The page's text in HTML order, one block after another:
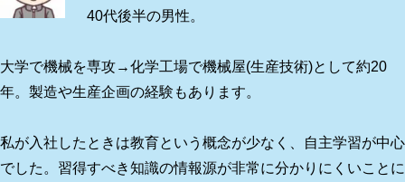
40代後半の男性。
大学で機械を専攻→化学工場で機械屋(生産技術)として約20
年。製造や生産企画の経験もあります。
私が入社したときは教育という概念が少なく、自主学習が中心
でした。習得すべき知識の情報源が非常に分かりにくいことに